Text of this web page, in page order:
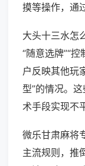
摸等操作，通
大头十三水怎
“随意选牌”“
户反映其他玩
型”的情况。
术手段实现不
微乐甘肃麻将
主流规则，推